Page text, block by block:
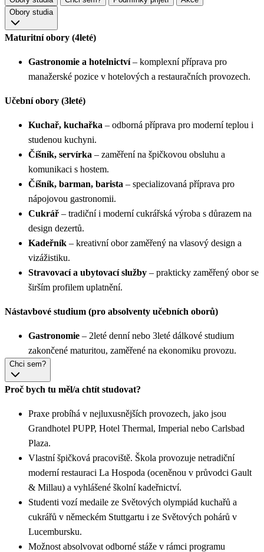
Obory studia
Maturitní obory (4leté)
Gastronomie a hotelnictví– komplexní příprava pro
manažerské pozice v hotelových a restauračních provozech.
Učební obory (3leté)
Kuchař, kuchařka – odborná příprava pro moderní teplou i
studenou kuchyni.
Číšník, servírka – zaměření na špičkovou obsluhu a
komunikaci s hostem.
Číšník, barman, barista – specializovaná příprava pro
nápojovou gastronomii.
Cukrář – tradiční i moderní cukrářská výroba s důrazem na
design dezertů.
Kadeřník – kreativní obor zaměřený na vlasový design a
vizážistiku.
Stravovací a ubytovací služby – prakticky zaměřený obor se
širším profilem uplatnění.
Nástavbové studium (pro absolventy učebních oborů)
Gastronomie – 2leté denní nebo 3leté dálkové studium
zakončené maturitou, zaměřené na ekonomiku provozu.
Chci sem?
Proč bych tu měl/a chtít studovat?
Praxe probíhá v nejluxusnějších provozech, jako jsou
Grandhotel PUPP, Hotel Thermal, Imperial nebo Carlsbad
Plaza.
Vlastní špičková pracoviště. Škola provozuje netradiční
moderní restauraci La Hospoda (oceněnou v průvodci Gault
& Millau) a vyhlášené školní kadeřnictví.
Studenti vozí medaile ze Světových olympiád kuchařů a
cukrářů v německém Stuttgartu i ze Světových pohárů v
Lucembursku.
Možnost absolvovat odborné stáže v rámci programu